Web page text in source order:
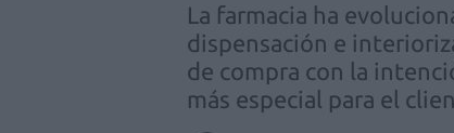
La farmacia ha
dispensación e
de compra con la
más especial para el